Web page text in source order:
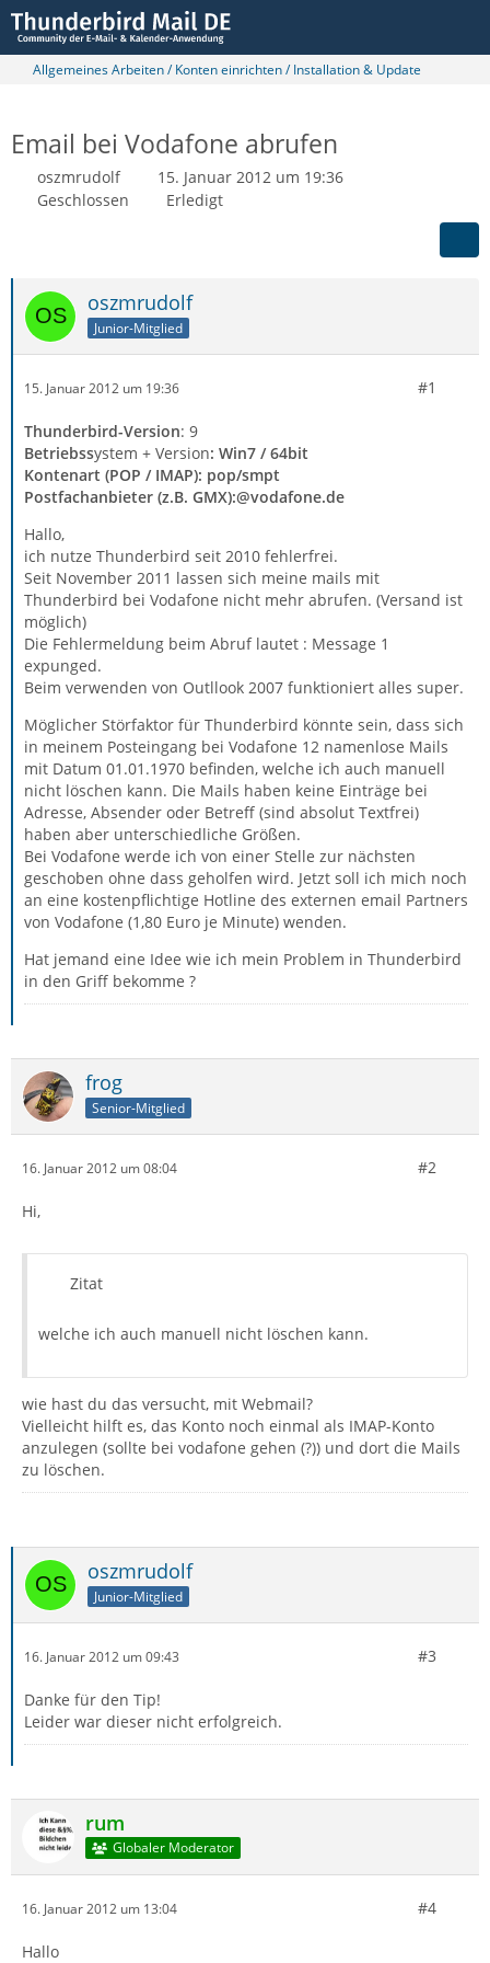
Allgemeines Arbeiten / Konten einrichten / Installation & Update
Email bei Vodafone abrufen
oszmrudolf
15. Januar 2012 um 19:36
Geschlossen
Erledigt
oszmrudolf
Junior-Mitglied
15. Januar 2012 um 19:36 #1
Thunderbird-Version: 9
Betriebssystem + Version: Win7 / 64bit
Kontenart (POP / IMAP): pop/smpt
Postfachanbieter (z.B. GMX):@vodafone.de
Hallo,
ich nutze Thunderbird seit 2010 fehlerfrei.
Seit November 2011 lassen sich meine mails mit
Thunderbird bei Vodafone nicht mehr abrufen. (Versand ist
möglich)
Die Fehlermeldung beim Abruf lautet : Message 1
expunged.
Beim verwenden von Outllook 2007 funktioniert alles super.
Möglicher Störfaktor für Thunderbird könnte sein, dass sich
in meinem Posteingang bei Vodafone 12 namenlose Mails
mit Datum 01.01.1970 befinden, welche ich auch manuell
nicht löschen kann. Die Mails haben keine Einträge bei
Adresse, Absender oder Betreff (sind absolut Textfrei)
haben aber unterschiedliche Größen.
Bei Vodafone werde ich von einer Stelle zur nächsten
geschoben ohne dass geholfen wird. Jetzt soll ich mich noch
an eine kostenpflichtige Hotline des externen email Partners
von Vodafone (1,80 Euro je Minute) wenden.
Hat jemand eine Idee wie ich mein Problem in Thunderbird
in den Griff bekomme ?
frog
Senior-Mitglied
16. Januar 2012 um 08:04 #2
Hi,
Zitat
welche ich auch manuell nicht löschen kann.
wie hast du das versucht, mit Webmail?
Vielleicht hilft es, das Konto noch einmal als IMAP-Konto
anzulegen (sollte bei vodafone gehen (?)) und dort die Mails
zu löschen.
oszmrudolf
Junior-Mitglied
16. Januar 2012 um 09:43 #3
Danke für den Tip!
Leider war dieser nicht erfolgreich.
rum
Globaler Moderator
16. Januar 2012 um 13:04 #4
Hallo